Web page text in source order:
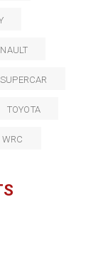
SUPERCAR
TOYOTA
WRC